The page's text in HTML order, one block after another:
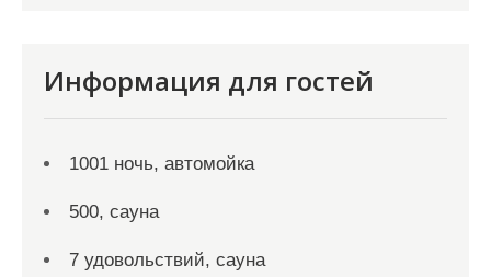
Информация для гостей
1001 ночь, автомойка
500, сауна
7 удовольствий, сауна